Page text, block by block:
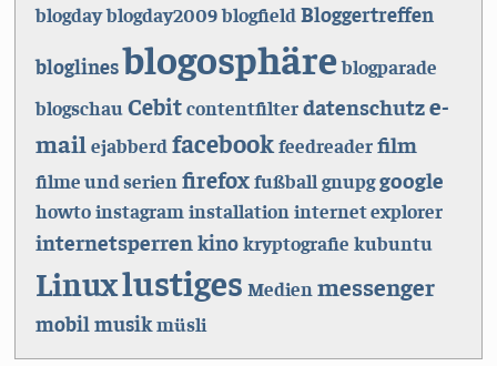
blogdayblogday2009blogfield Bloggertreffen
bloglinesblogosphäreblogparade
blogschauCebitcontentfilterdatenschutze-
mail ejabberd facebookfeedreaderfilm
filme und serien firefoxfußball gnupggoogle
howtoinstagram installation internet explorer
internetsperren kinokryptografie kubuntu
Linuxlustiges Medien messenger
mobil musikmüsli